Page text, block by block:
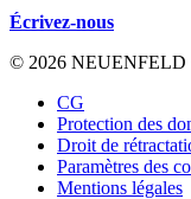
Écrivez-nous
© 2026 NEUENFELD
CG
Protection des
Droit de
Paramètres des
Mentions légales